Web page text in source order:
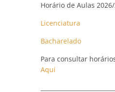
Horário de Aulas
Licenciatura
Bacharelado
Para consultar
Aqui